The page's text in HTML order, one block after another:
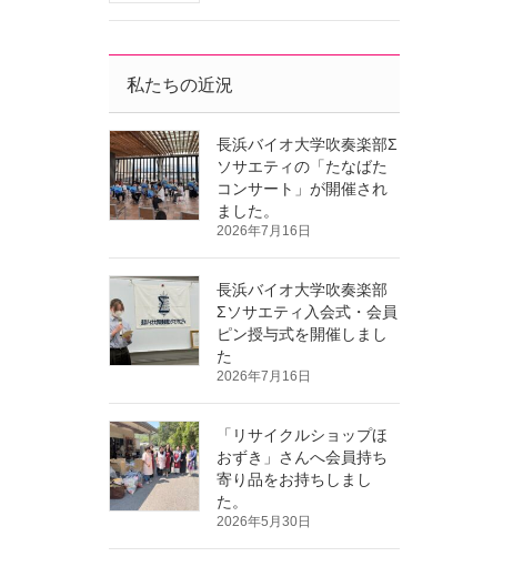
私たちの近況
長浜バイオ大学吹奏楽部Σ
ソサエティの「たなばた
コンサート」が開催され
ました。
2026年7月16日
長浜バイオ大学吹奏楽部
Σソサエティ入会式・会員
ピン授与式を開催しまし
た
2026年7月16日
「リサイクルショップほ
おずき」さんへ会員持ち
寄り品をお持ちしまし
た。
2026年5月30日